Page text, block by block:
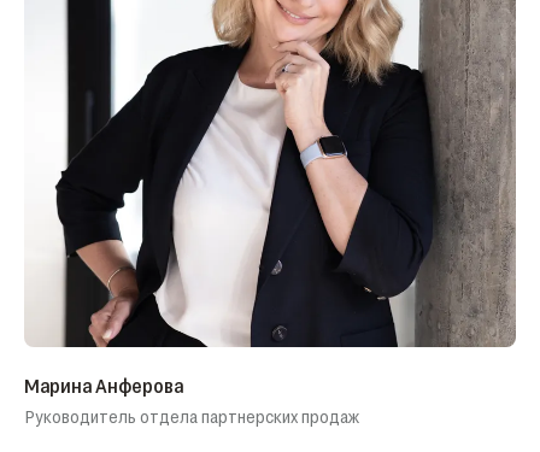
Марина Анферова
Руководитель отдела партнерских продаж